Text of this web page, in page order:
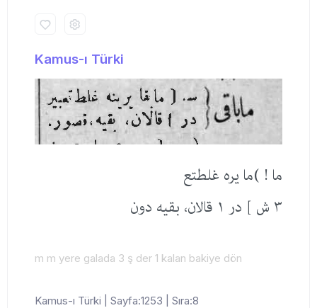
Kamus-ı Türki
ما ! )ما یره غلطتع
٣ ش ] در ١ قالان، بقیه دون
m m yere galada 3 ş der 1 kalan bakiye dön
Kamus-ı Türki | Sayfa:1253 | Sıra:8